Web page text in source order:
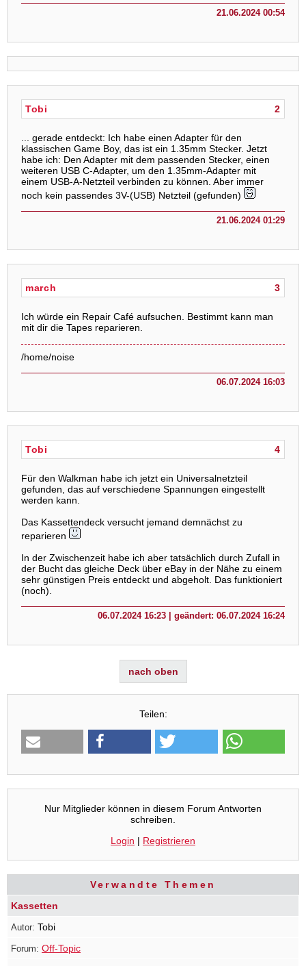
21.06.2024 00:54
2
Tobi
... gerade entdeckt: Ich habe einen Adapter für den
klassischen Game Boy, das ist ein 1.35mm Stecker. Jetzt
habe ich: Den Adapter mit dem passenden Stecker, einen
weiteren USB C-Adapter, um den 1.35mm-Adapter mit
einem USB-A-Netzteil verbinden zu können. Aber immer
noch kein passendes 3V-(USB) Netzteil (gefunden)
21.06.2024 01:29
3
march
Ich würde ein Repair Café aufsuchen. Bestimmt kann man
mit dir die Tapes reparieren.
/home/noise
06.07.2024 16:03
4
Tobi
Für den Walkman habe ich jetzt ein Universalnetzteil
gefunden, das auf verschiedene Spannungen eingestellt
werden kann.
Das Kassettendeck versucht jemand demnächst zu
reparieren
In der Zwischenzeit habe ich aber tatsächlich durch Zufall in
der Bucht das gleiche Deck über eBay in der Nähe zu einem
sehr günstigen Preis entdeckt und abgeholt. Das funktioniert
(noch).
06.07.2024 16:23 | geändert: 06.07.2024 16:24
nach oben
Teilen:
Nur Mitglieder können in diesem Forum Antworten
schreiben.
Login | Registrieren
Verwandte Themen
Kassetten
Tobi
Off-Topic